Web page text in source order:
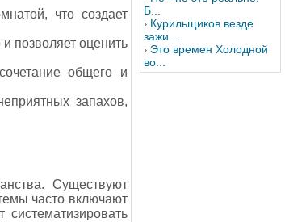
что создает
позволяет оценить
общего и
запахов,
Существуют
часто включают
Б...
Курильщиков везде
зажи...
Это времен Холодной
во...